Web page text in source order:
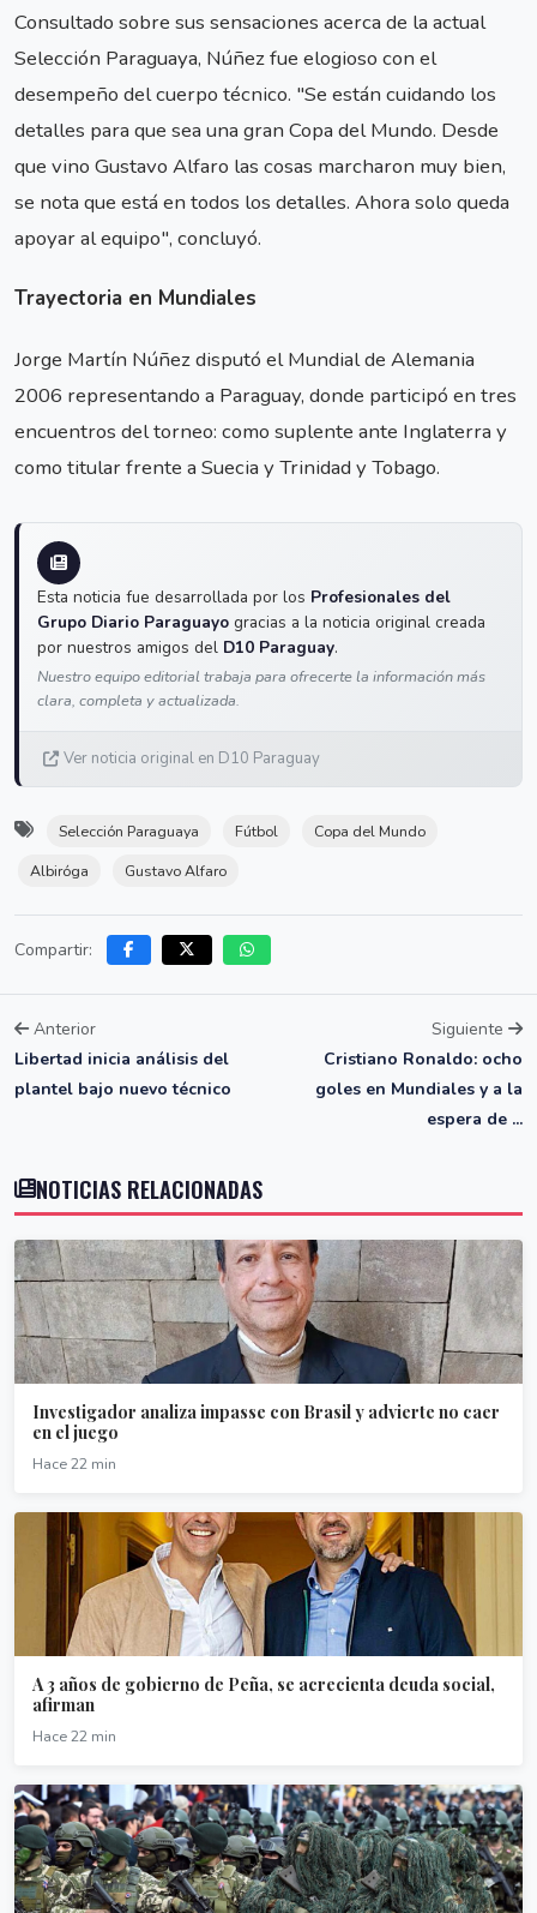
Consultado sobre sus sensaciones acerca de la actual
Selección Paraguaya, Núñez fue elogioso con el
desempeño del cuerpo técnico. "Se están cuidando los
detalles para que sea una gran Copa del Mundo. Desde
que vino Gustavo Alfaro las cosas marcharon muy bien,
se nota que está en todos los detalles. Ahora solo queda
apoyar al equipo", concluyó.
Trayectoria en Mundiales
Jorge Martín Núñez disputó el Mundial de Alemania
2006 representando a Paraguay, donde participó en tres
encuentros del torneo: como suplente ante Inglaterra y
como titular frente a Suecia y Trinidad y Tobago.
Esta noticia fue desarrollada por los Profesionales del
Grupo Diario Paraguayo gracias a la noticia original creada
por nuestros amigos del D10 Paraguay.
Nuestro equipo editorial trabaja para ofrecerte la información más
clara, completa y actualizada.
Ver noticia original en D10 Paraguay
Selección Paraguaya Fútbol
Copa del Mundo
Albiróga
Gustavo Alfaro
Compartir:
Anterior
Libertad inicia análisis del
plantel bajo nuevo técnico
Siguiente
Cristiano Ronaldo: ocho
goles en Mundiales y a la
espera de ...
NOTICIAS RELACIONADAS
Investigador analiza impasse con Brasil y advierte no caer
en el juego
Hace 22 min
A 3 años de gobierno de Peña, se acrecienta deuda social,
afirman
Hace 22 min